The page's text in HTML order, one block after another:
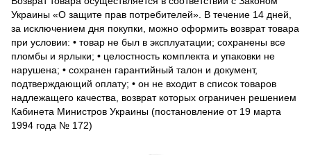
Украины «О защите прав потребителей». В течение 14 дней,
за исключением дня покупки, можно оформить возврат товара
при условии: • товар не был в эксплуатации; сохранены все
пломбы и ярлыки; • целостность комплекта и упаковки не
нарушена; • сохранен гарантийный талон и документ,
подтверждающий оплату; • он не входит в список товаров
надлежащего качества, возврат которых ограничен решением
Кабинета Министров Украины (постановление от 19 марта
1994 года № 172)